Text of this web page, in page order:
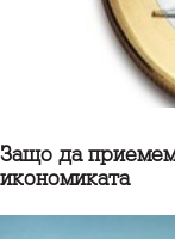
Защо да приемем
икономиката